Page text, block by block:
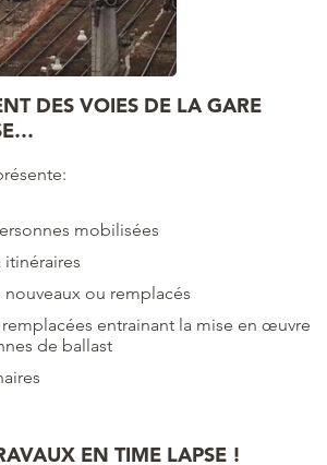
DES VOIES DE LA GARE
mobilisées
itinéraires
nouveaux ou remplacés
entrainant la mise en œuvre
de ballast
EN TIME LAPSE !